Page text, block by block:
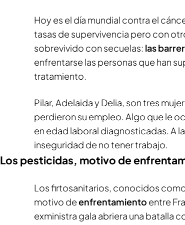
Hoy es el día mundial contra el
tasas de supervivencia pero con
sobrevivido con secuelas: las
enfrentarse las personas que han
tratamiento.
Pilar, Adelaida y Delia, son tres
perdieron su empleo. Algo que le
en edad laboral diagnosticadas. A
inseguridad de no tener trabajo.
Los pesticidas, motivo de
Los firtosanitarios, conocidos
motivo deenfrentamiento entre
exministra gala abriera una batalla